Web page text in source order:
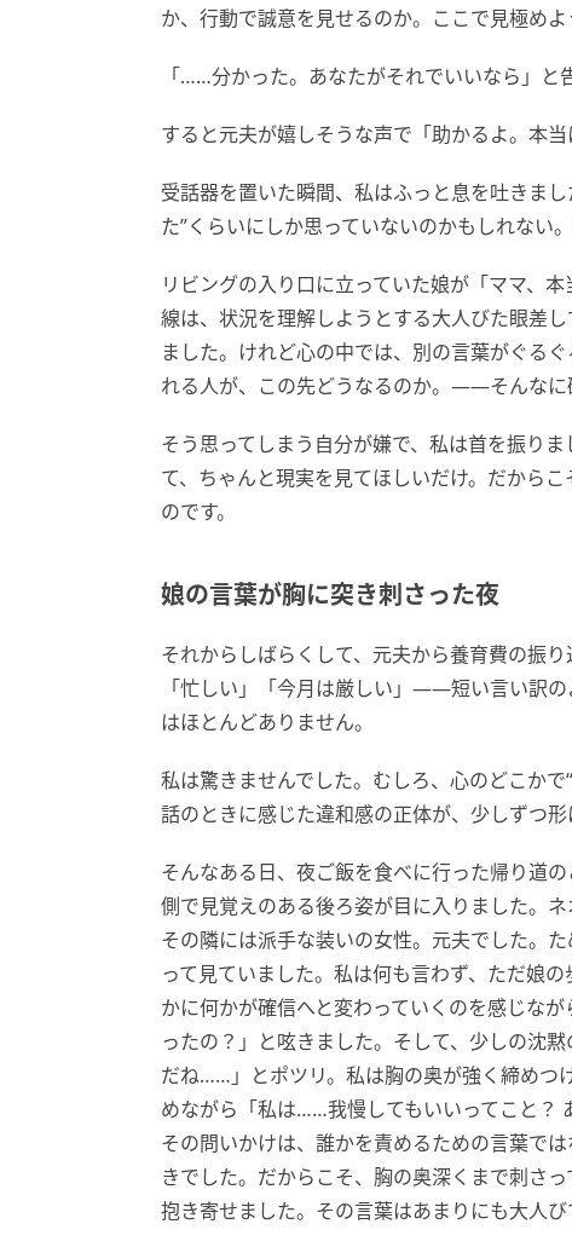
か、行動で誠意を見せるのか。ここで見極めよ
「……分かった。あなたがそれでいいなら」と
すると元夫が嬉しそうな声で「助かるよ。本
受話器を置いた瞬間、私はふっと息を吐きま
た”くらいにしか思っていないのかもしれない
リビングの入り口に立っていた娘が「ママ、
線は、状況を理解しようとする大人びた眼差
ました。けれど心の中では、別の言葉がぐる
れる人が、この先どうなるのか。――そんなに
そう思ってしまう自分が嫌で、私は首を振り
て、ちゃんと現実を見てほしいだけ。だから
のです。
娘の言葉が胸に突き刺さった夜
それからしばらくして、元夫から養育費の振
「忙しい」「今月は厳しい」――短い言い訳
はほとんどありません。
私は驚きませんでした。むしろ、心のどこか
話のときに感じた違和感の正体が、少しずつ
そんなある日、夜ご飯を食べに行った帰り道
側で見覚えのある後ろ姿が目に入りました。
その隣には派手な装いの女性。元夫でした。
って見ていました。私は何も言わず、ただ娘
かに何かが確信へと変わっていくのを感じな
ったの？」と呟きました。そして、少しの沈
だね……」とポツリ。私は胸の奥が強く締めつ
めながら「私は……我慢してもいいってこと？
その問いかけは、誰かを責めるための言葉で
きでした。だからこそ、胸の奥深くまで刺さ
抱き寄せました。その言葉はあまりにも大人